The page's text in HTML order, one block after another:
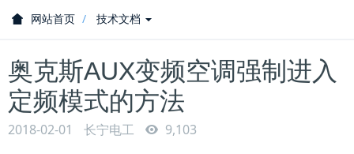
网站首页 技术文档
奥克斯AUX变频空调强制进入
定频模式的方法
2018-02-01 长宁电工 9,103